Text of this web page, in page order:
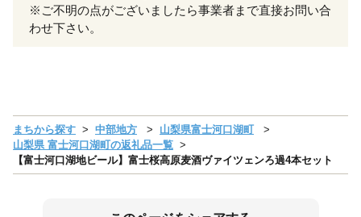
※ご不明の点がございましたら事業者まで直接お問い合
わせ下さい。
まちから探す 中部地方
山梨県富士河口湖町
山梨県 富士河口湖町の返礼品一覧
【富士河口湖地ビール】富士桜高原麦酒ヴァイツェンろ過4本セット